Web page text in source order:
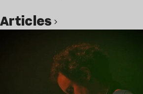
Articles